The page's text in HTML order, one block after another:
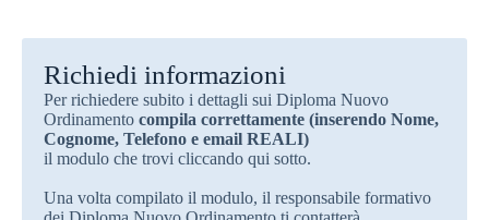
Richiedi informazioni
Per richiedere subito i dettagli sui Diploma Nuovo
Ordinamento compila correttamente (inserendo Nome,
Cognome, Telefono e email REALI)
il modulo che trovi cliccando qui sotto.
Una volta compilato il modulo, il responsabile formativo